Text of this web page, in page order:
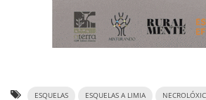
ESQUELAS ESQUELAS A LIMIA